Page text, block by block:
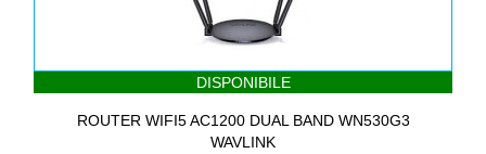
DISPONIBILE
ROUTER WIFI5 AC1200 DUAL BAND WN530G3
WAVLINK